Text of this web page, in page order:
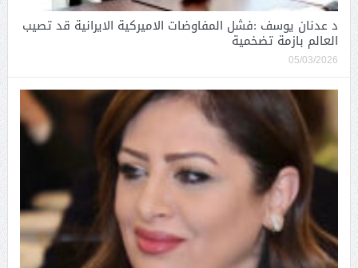
د عدنان يوسف :فشل المفاوضات الاميركية الايرانية قد تصيب
العالم بازمة تضخمية
05/03/2026